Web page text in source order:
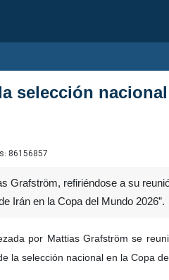
selección
86156857
Grafström, refiriéndose a su
Irán en la Copa del Mundo 2026”.
por Mattias Grafström se
la selección nacional en la Copa